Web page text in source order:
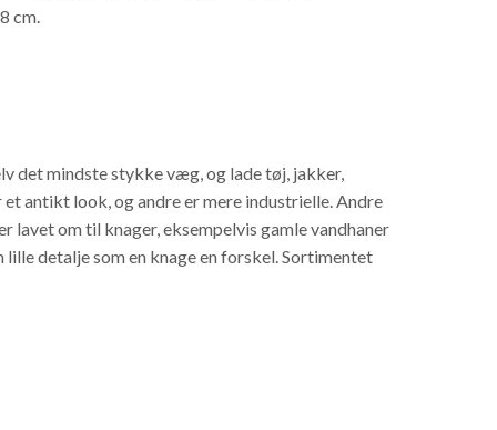
cm.
det mindste stykke væg, og lade tøj, jakker,
antikt look, og andre er mere industrielle. Andre
lavet om til knager, eksempelvis gamle vandhaner
detalje som en knage en forskel. Sortimentet